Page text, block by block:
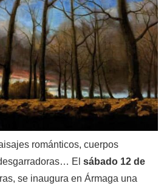
románticos, cuerpos
El sábado 12 de
se inaugura en Ármaga una